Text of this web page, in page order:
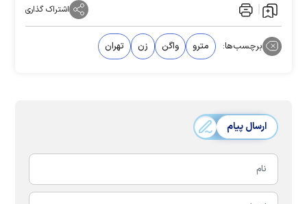
اشتراک گذاری
برچسب‌ها: مترو واگن زن تهران
ارسال پیام